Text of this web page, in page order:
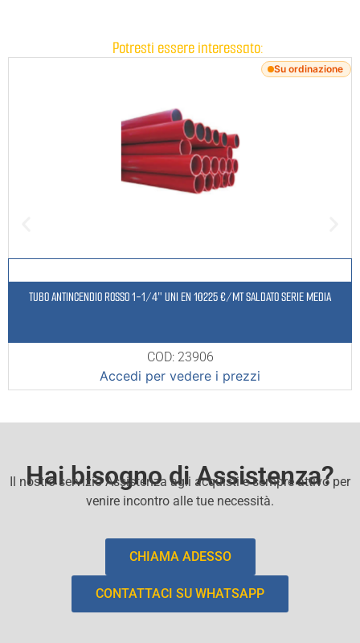
Potresti essere interessato:
Su ordinazione
TUBO ANTINCENDIO ROSSO 1-1/4″ UNI EN 10225 €/MT SALDATO SERIE MEDIA
COD: 23906
Accedi per vedere i prezzi
Hai bisogno di Assistenza?
Il nostro servizio Assistenza agli acquisti e sempre attivo per
venire incontro alle tue necessità.
CHIAMA ADESSO
CONTATTACI SU WHATSAPP